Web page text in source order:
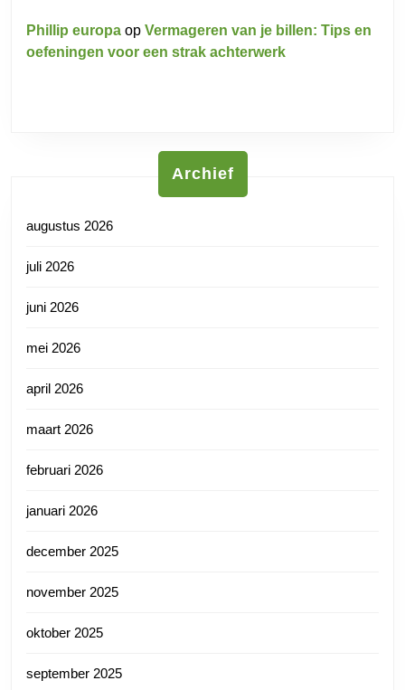
Phillip europa op Vermageren van je billen: Tips en
oefeningen voor een strak achterwerk
Archief
augustus 2026
juli 2026
juni 2026
mei 2026
april 2026
maart 2026
februari 2026
januari 2026
december 2025
november 2025
oktober 2025
september 2025